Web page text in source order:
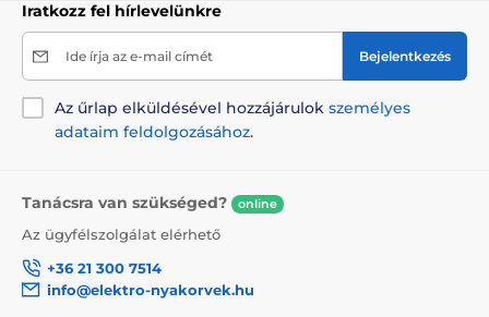
Iratkozz fel hírlevelünkre
Ide írja az e-mail címét Bejelentkezés
Az űrlap elküldésével hozzájárulok személyes
adataim feldolgozásához.
Tanácsra van szükséged? online
Az ügyfélszolgálat elérhető
+36 21 300 7514
info@elektro-nyakorvek.hu